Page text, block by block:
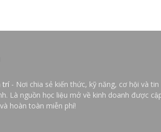
trí - Nơi chia sẻ kiến thức, kỹ năng, cơ hội và tin
Là nguồn học liệu mở về kinh doanh được
hoàn toàn miễn phí!